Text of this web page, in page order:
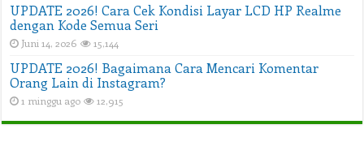
UPDATE 2026! Cara Cek Kondisi Layar LCD HP Realme
dengan Kode Semua Seri
Juni 14, 2026 15,144
UPDATE 2026! Bagaimana Cara Mencari Komentar
Orang Lain di Instagram?
1 minggu ago 12,915